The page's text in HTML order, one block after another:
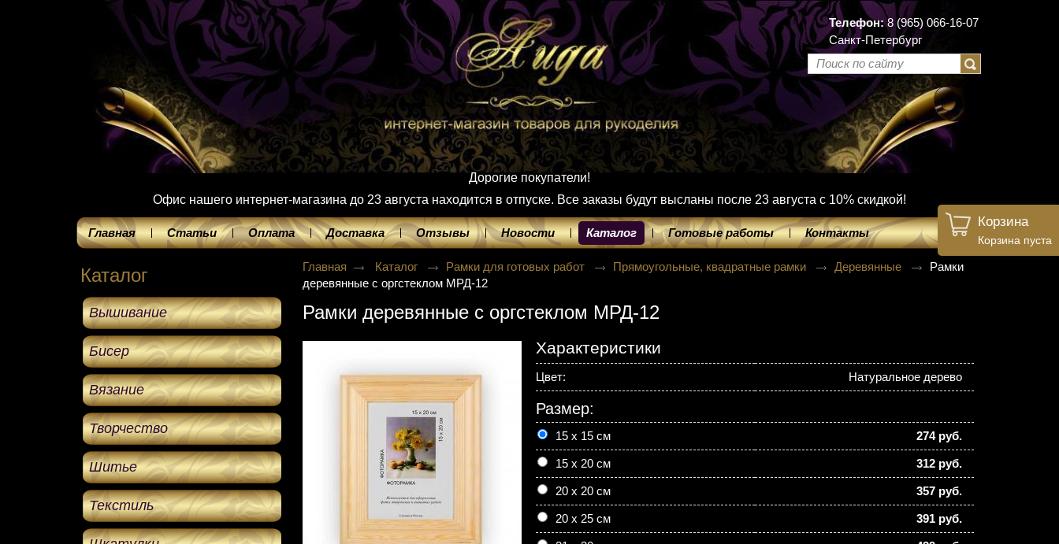
Телефон:8 (965) 066-16-07
Санкт-Петербург
Дорогие покупатели!
Офис нашего интернет-магазина до 23 августа находится в отпуске. Все заказы будут высланы после 23 августа с 10% скидкой!
Главная Статьи Оплата Доставка Отзывы Новости Каталог Готовые работы Контакты
Каталог
Вышивание
Бисер
Вязание
Творчество
Шитье
Текстиль
Корзина
Корзина пуста
Главная Каталог Рамки для готовых работ Прямоугольные, квадратные рамки Деревянные
Рамки
деревянные с оргстеклом МРД-12
Рамки деревянные с оргстеклом МРД-12
Характеристики
Цвет: Натуральное дерево
Размер:
15 х 15 см 274 руб.
15 х 20 см 312 руб.
20 х 20 см 357 руб.
20 х 25 см 391 руб.